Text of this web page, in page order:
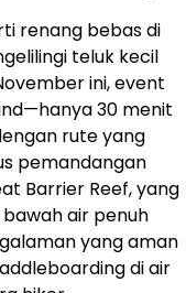
renang bebas di
teluk kecil
ini, event
30 menit
rute yang
pemandangan
Barrier Reef, yang
air penuh
yang aman
di air